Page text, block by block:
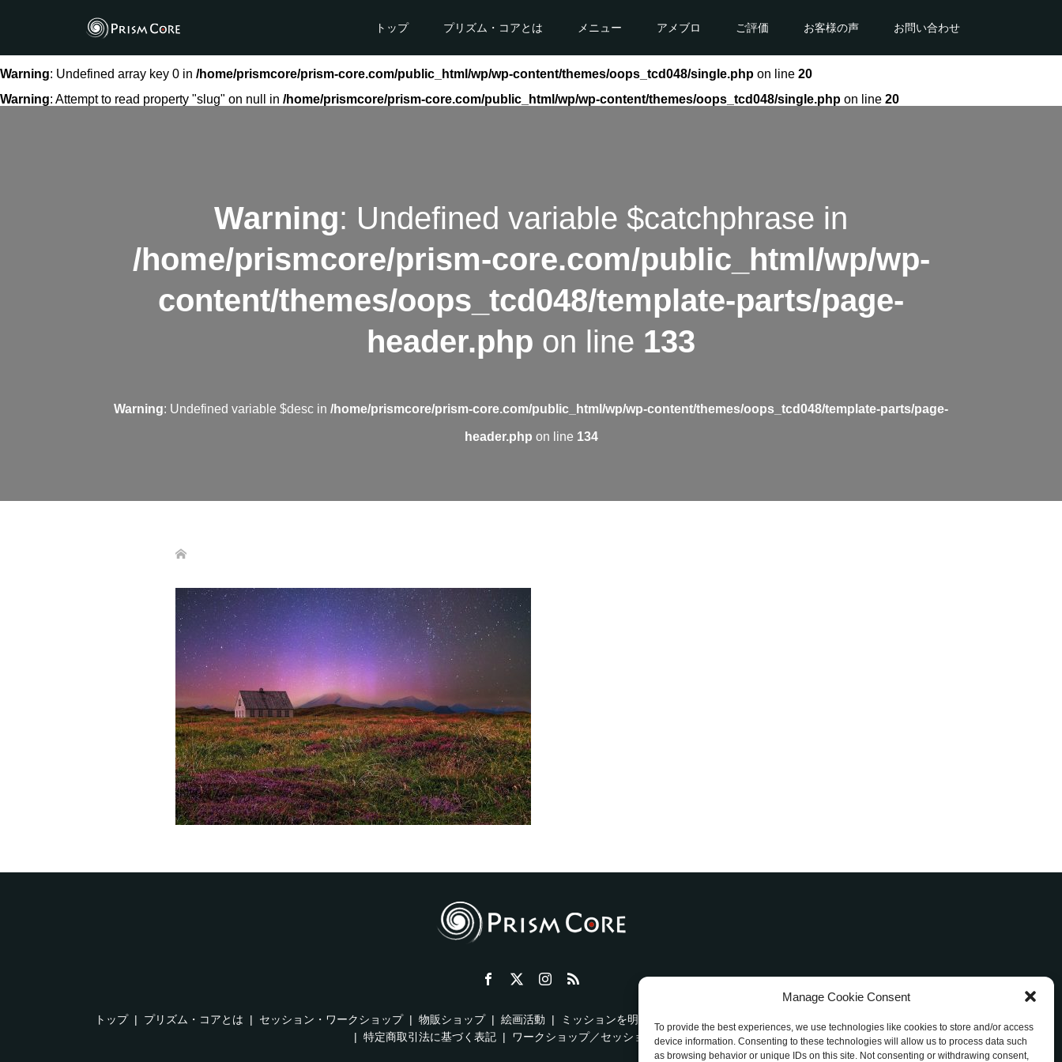
Manage Cookie Consent
To provide the best experiences, we use technologies like cookies to store and/or access
device information. Consenting to these technologies will allow us to process data such
as browsing behavior or unique IDs on this site. Not consenting or withdrawing consent,
トップ プリズム・コアとは メニュー アメブロ ご評価 お客様の声 お問い合わせ
Warning: Undefined array key 0 in /home/prismcore/prism-core.com/public_html/wp/wp-content/themes/oops_tcd048/single.php on line 20
Warning: Attempt to read property "slug" on null in /home/prismcore/prism-core.com/public_html/wp/wp-content/themes/oops_tcd048/single.php on line 20
Warning: Undefined variable $catchphrase in
/home/prismcore/prism-core.com/public_html/wp/wp-
content/themes/oops_tcd048/template-parts/page-
header.php on line 133
Warning: Undefined variable $desc in /home/prismcore/prism-core.com/public_html/wp/wp-content/themes/oops_tcd048/template-parts/page-
header.php on line 134
トップ プリズム・コアとは セッション・ワークショップ 物販ショップ 絵画活動 ミッションを明確にする方法
特定商取引法に基づく表記
ワークショップ／セッション ご利用規約